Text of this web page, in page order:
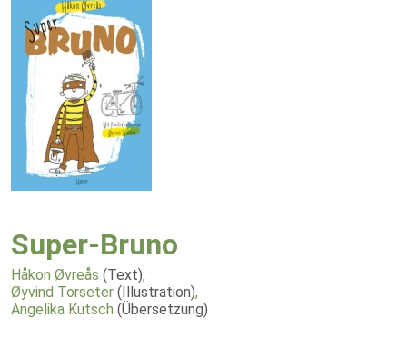
Super-Bruno
Håkon Øvreås (Text),
Øyvind Torseter (Illustration),
Angelika Kutsch (Übersetzung)